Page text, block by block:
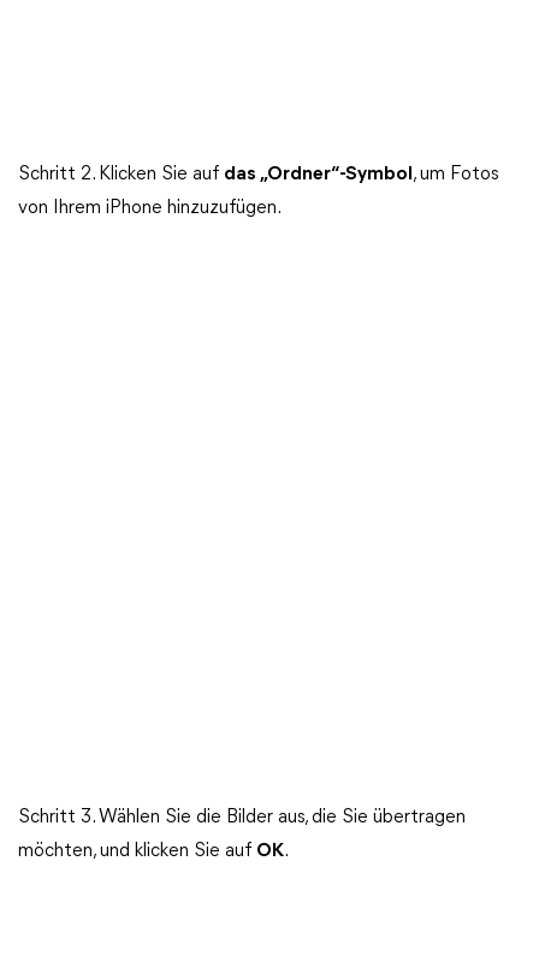
Schritt 2. Klicken Sie auf das „Ordner“-Symbol , um Fotos
von Ihrem iPhone hinzuzufügen.
Schritt 3. Wählen Sie die Bilder aus, die Sie übertragen
möchten, und klicken Sie auf OK.